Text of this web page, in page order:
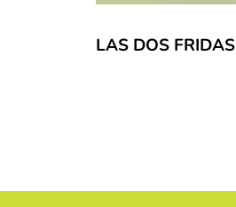
LAS DOS FRIDAS